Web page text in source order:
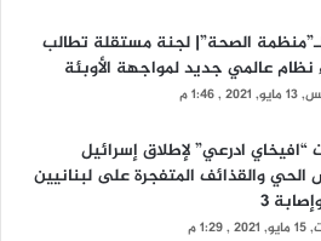
الصحة”| لجنة مستقلة تطالب
نظام عالمي جديد لمواجهة الأوبئة
, 1:46 م
“افيخاي ادرعي” لإطلاق إسرائيل
الحي والقذائف المتفجرة على لبنانيين
3
م